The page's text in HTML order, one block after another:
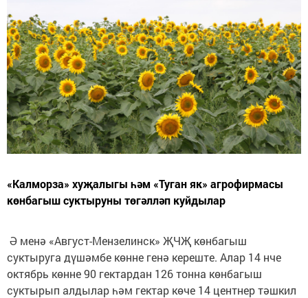
«Калморза» хуҗалыгы һәм «Туган як» агрофирмасы
көнбагыш суктыруны төгәлләп куйдылар
Ә менә «Август-Мензелинск» ҖЧҖ көнбагыш
суктыруга дүшәмбе көнне генә кереште. Алар 14 нче
октябрь көнне 90 гектардан 126 тонна көнбагыш
суктырып алдылар һәм гектар көче 14 центнер тәшкил